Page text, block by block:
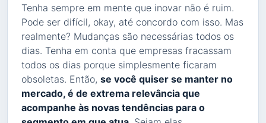
Tenha sempre em mente que inovar não é ruim.
Pode ser difícil, okay, até concordo com isso. Mas
realmente? Mudanças são necessárias todos os
dias. Tenha em conta que empresas fracassam
todos os dias porque simplesmente ficaram
obsoletas. Então, se você quiser se manter no
mercado, é de extrema relevância que
acompanhe às novas tendências para o